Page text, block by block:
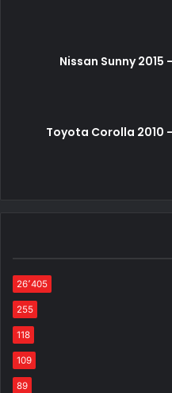
Nissan Sunny 2015
Toyota Corolla 2010
26٬405
255
118
109
89